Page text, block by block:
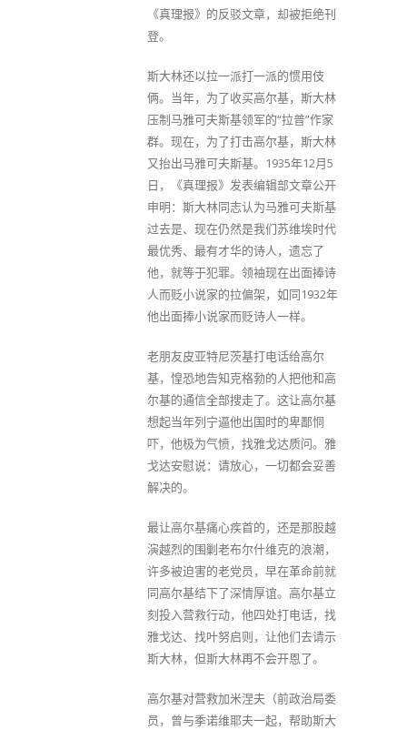
《真理报》的反驳文章，却被拒绝刊
登。
斯大林还以拉一派打一派的惯用伎
俩。当年，为了收买高尔基，斯大林
压制马雅可夫斯基领军的“拉普”作家
群。现在，为了打击高尔基，斯大林
又抬出马雅可夫斯基。1935年12月5
日，《真理报》发表编辑部文章公开
申明：斯大林同志认为马雅可夫斯基
过去是、现在仍然是我们苏维埃时代
最优秀、最有才华的诗人，遗忘了
他，就等于犯罪。领袖现在出面捧诗
人而贬小说家的拉偏架，如同1932年
他出面捧小说家而贬诗人一样。
老朋友皮亚特尼茨基打电话给高尔
基，惶恐地告知克格勃的人把他和高
尔基的通信全部搜走了。这让高尔基
想起当年列宁逼他出国时的卑鄙恫
吓，他极为气愤，找雅戈达质问。雅
戈达安慰说：请放心，一切都会妥善
解决的。
最让高尔基痛心疾首的，还是那股越
演越烈的围剿老布尔什维克的浪潮，
许多被迫害的老党员，早在革命前就
同高尔基结下了深情厚谊。高尔基立
刻投入营救行动，他四处打电话，找
雅戈达、找叶努启则，让他们去请示
斯大林，但斯大林再不会开恩了。
高尔基对营救加米涅夫（前政治局委
员，曾与季诺维耶夫一起，帮助斯大